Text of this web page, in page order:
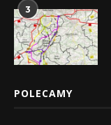
3
POLECAMY